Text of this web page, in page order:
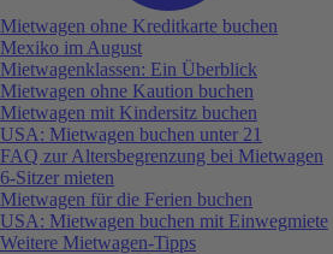
Mietwagen ohne Kreditkarte buchen
Mexiko im August
Mietwagenklassen: Ein Überblick
Mietwagen ohne Kaution buchen
Mietwagen mit Kindersitz buchen
USA: Mietwagen buchen unter 21
FAQ zur Altersbegrenzung bei Mietwagen
6-Sitzer mieten
Mietwagen für die Ferien buchen
USA: Mietwagen buchen mit Einwegmiete
Weitere Mietwagen-Tipps